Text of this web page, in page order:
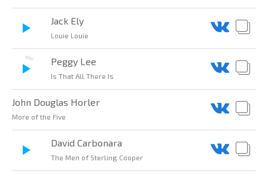
Jack Ely
Louie Louie
Peggy Lee
Is That All There Is
John Douglas Horler
More of the Five
David Carbonara
The Men of Sterling Cooper